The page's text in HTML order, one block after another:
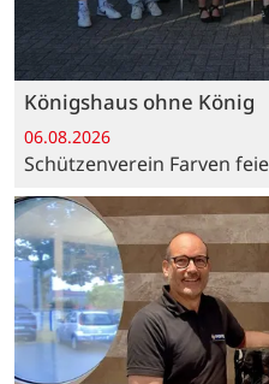
Königshaus ohne König
06.08.2026
Schützenverein Farven